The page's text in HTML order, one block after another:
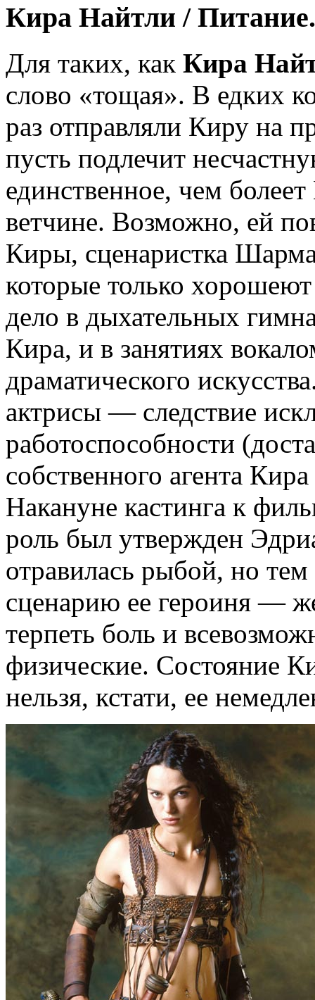
Кира Найтли / Питание.
Для таких, как Кира
слово «тощая». В едких
раз отправляли Киру на
пусть подлечит
единственное, чем
ветчине. Возможно, ей
Киры, сценаристка
которые только
дело в дыхательных
Кира, и в занятиях
драматического
актрисы — следствие
работоспособности
собственного агента
Накануне кастинга к
роль был утвержден
отравилась рыбой, но
сценарию ее героиня —
терпеть боль и
физические. Состояние
нельзя, кстати, ее